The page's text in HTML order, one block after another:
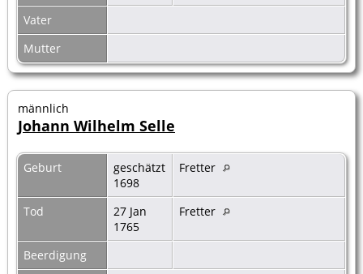
Vater
Mutter
männlich
Johann Wilhelm Selle
Geburt
geschätzt
1698
Fretter
Tod
27 Jan
1765
Fretter
Beerdigung